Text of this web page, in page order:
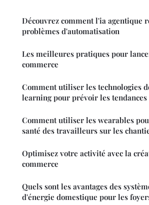
Découvrez comment l'ia agentique
problèmes d'automatisation
Les meilleures pratiques pour
commerce
Comment utiliser les technologies
learning pour prévoir les tendances
Comment utiliser les wearables
santé des travailleurs sur les
Optimisez votre activité avec la
commerce
Quels sont les avantages des
d'énergie domestique pour les